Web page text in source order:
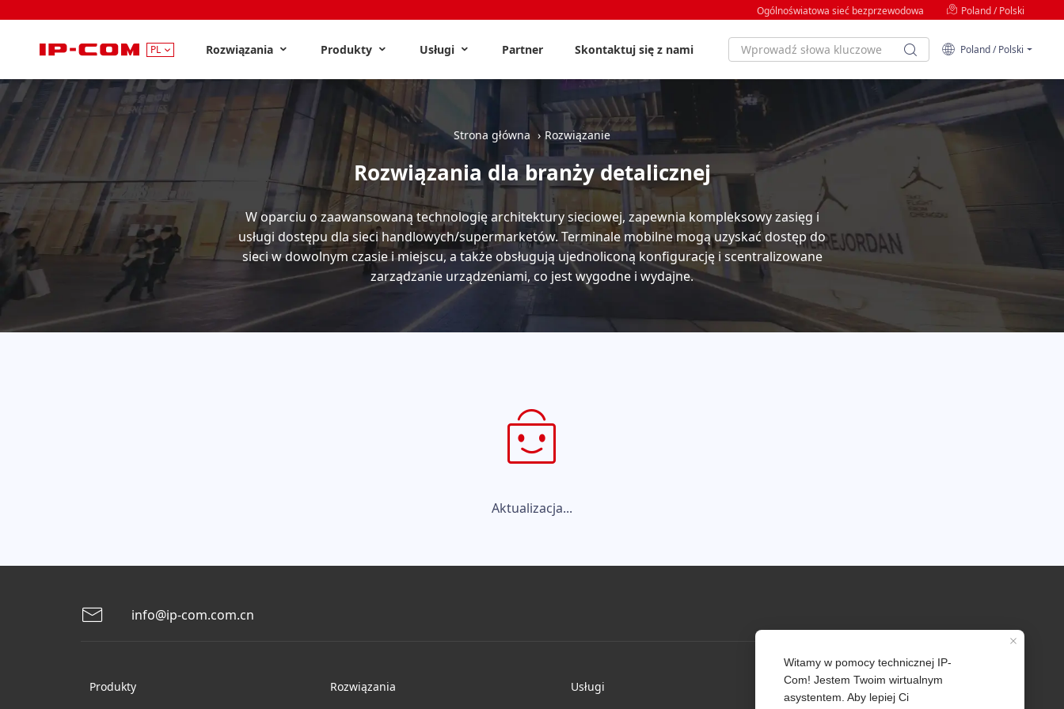
Ogólnoświatowa sieć bezprzewodowa Poland / Polski
PL Rozwiązania Produkty Usługi Partner Skontaktuj się z nami Poland / Polski
Strona główna Rozwiązanie
Rozwiązania dla branży detalicznej
W oparciu o zaawansowaną technologię architektury sieciowej, zapewnia kompleksowy zasięg i
usługi dostępu dla sieci handlowych/supermarketów. Terminale mobilne mogą uzyskać dostęp do
sieci w dowolnym czasie i miejscu, a także obsługują ujednoliconą konfigurację i scentralizowane
zarządzanie urządzeniami, co jest wygodne i wydajne.
Aktualizacja...
info@ip-com.com.cn
Produkty Rozwiązania Usługi Profil